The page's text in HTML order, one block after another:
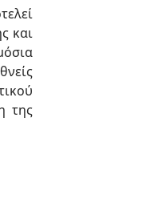
και
της